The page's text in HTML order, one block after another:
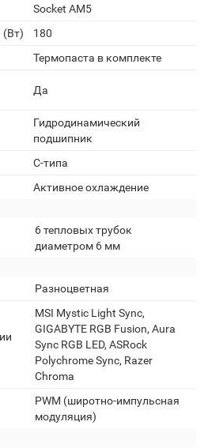
Socket AM5
(Вт)
180
Термопаста в комплекте
Да
Гидродинамический
подшипник
C-типа
Активное охлаждение
6 тепловых трубок
диаметром 6 мм
Разноцветная
MSI Mystic Light Sync,
GIGABYTE RGB Fusion, Aura
Sync RGB LED, ASRock
Polychrome Sync, Razer
Chroma
PWM (широтно-импульсная
модуляция)